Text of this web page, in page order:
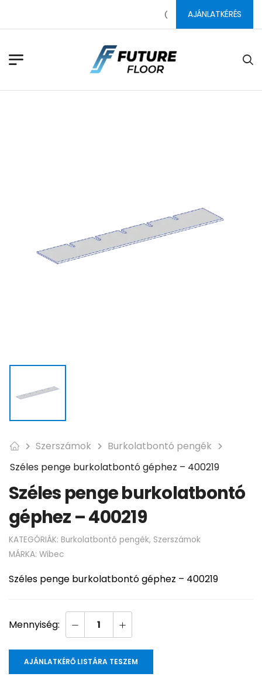
PADLÓAJÁNLATKÉRÉS
Szerszámok
Burkolatbontó pengék
Széles penge burkolatbontó géphez – 400219
Széles penge burkolatbontó
géphez – 400219
KATEGÓRIÁK: Burkolatbontó pengék, Szerszámok
MÁRKA: Wibec
Széles penge burkolatbontó géphez – 400219
AJÁNLATKÉRŐ LISTÁRA TESZEM